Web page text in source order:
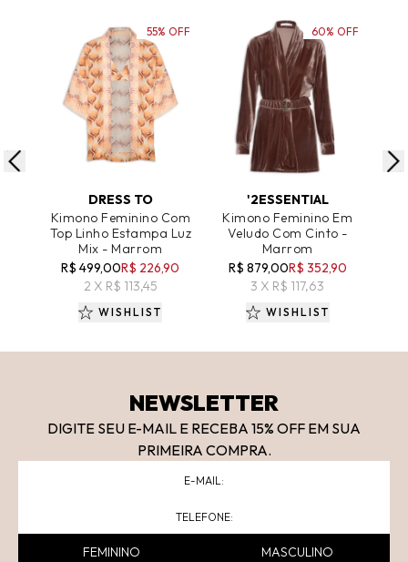
DRESS TO
Kimono Feminino Com
Top Linho Estampa Luz
Mix - Marrom
R$ 499,00R$ 226,90
2 X R$ 113,45
55% OFF
WISHLIST
ADICIONAR AO CARRINHO
'2ESSENTIAL
Kimono Feminino Em
Veludo Com Cinto -
Marrom
R$ 879,00R$ 352,90
3 X R$ 117,63
60% OFF
WISHLIST
NEWSLETTER
DIGITE SEU E-MAIL E RECEBA 15% OFF EM SUA
PRIMEIRA COMPRA.
FEMININO MASCULINO